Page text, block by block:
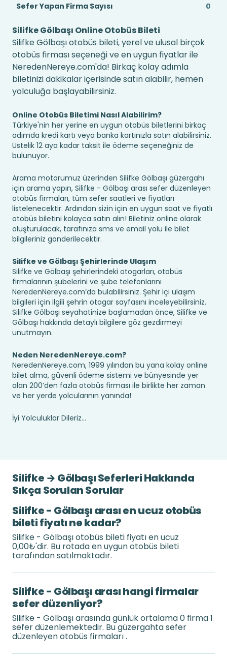
Sefer Yapan Firma Sayısı
0
Silifke Gölbaşı Online Otobüs Bileti
Silifke Gölbaşı otobüs bileti, yerel ve ulusal birçok
otobüs firması seçeneği ve en uygun fiyatlar ile
NeredenNereye.com'da! Birkaç kolay adımla
biletinizi dakikalar içerisinde satın alabilir, hemen
yolculuğa başlayabilirsiniz.
Online Otobüs Biletimi Nasıl Alabilirim?
Türkiye'nin her yerine en uygun otobüs biletlerini birkaç
adımda kredi kartı veya banka kartınızla satın alabilirsiniz.
Üstelik 12 aya kadar taksit ile ödeme seçeneğiniz de
bulunuyor.
Arama motorumuz üzerinden Silifke Gölbaşı güzergahı
için arama yapın, Silifke - Gölbaşı arası sefer düzenleyen
otobüs firmaları, tüm sefer saatleri ve fiyatları
listelenecektir. Ardından sizin için en uygun saat ve fiyatlı
otobüs biletini kolayca satın alın! Biletiniz online olarak
oluşturulacak, tarafınıza sms ve email yolu ile bilet
bilgileriniz gönderilecektir.
Silifke ve Gölbaşı Şehirlerinde Ulaşım
Silifke ve Gölbaşı şehirlerindeki otogarları, otobüs
firmalarının şubelerini ve şube telefonlarını
NeredenNereye.com’da bulabilirsiniz. Şehir içi ulaşım
bilgileri için ilgili şehrin otogar sayfasını inceleyebilirsiniz.
Silifke Gölbaşı seyahatinize başlamadan önce, Silifke ve
Gölbaşı hakkında detaylı bilgilere göz gezdirmeyi
unutmayın.
Neden NeredenNereye.com?
NeredenNereye.com, 1999 yılından bu yana kolay online
bilet alma, güvenli ödeme sistemi ve bünyesinde yer
alan 200’den fazla otobüs firması ile birlikte her zaman
ve her yerde yolcularının yanında!
İyi Yolculuklar Dileriz...
Silifke → Gölbaşı Seferleri Hakkında
Sıkça Sorulan Sorular
Silifke - Gölbaşı arası en ucuz otobüs
bileti fiyatı ne kadar?
Silifke - Gölbaşı otobüs bileti fiyatı en ucuz
0,00₺'dir. Bu rotada en uygun otobüs bileti
tarafından satılmaktadır.
Silifke - Gölbaşı arası hangi firmalar
sefer düzenliyor?
Silifke - Gölbaşı arasında günlük ortalama 0 firma 1
sefer düzenlemektedir. Bu güzergahta sefer
düzenleyen otobüs firmaları .